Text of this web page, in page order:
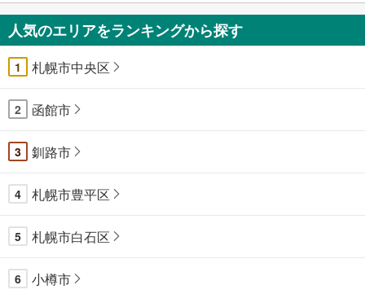
人気のエリアをランキングから探す
1 札幌市中央区
2 函館市
3 釧路市
4 札幌市豊平区
5 札幌市白石区
6 小樽市